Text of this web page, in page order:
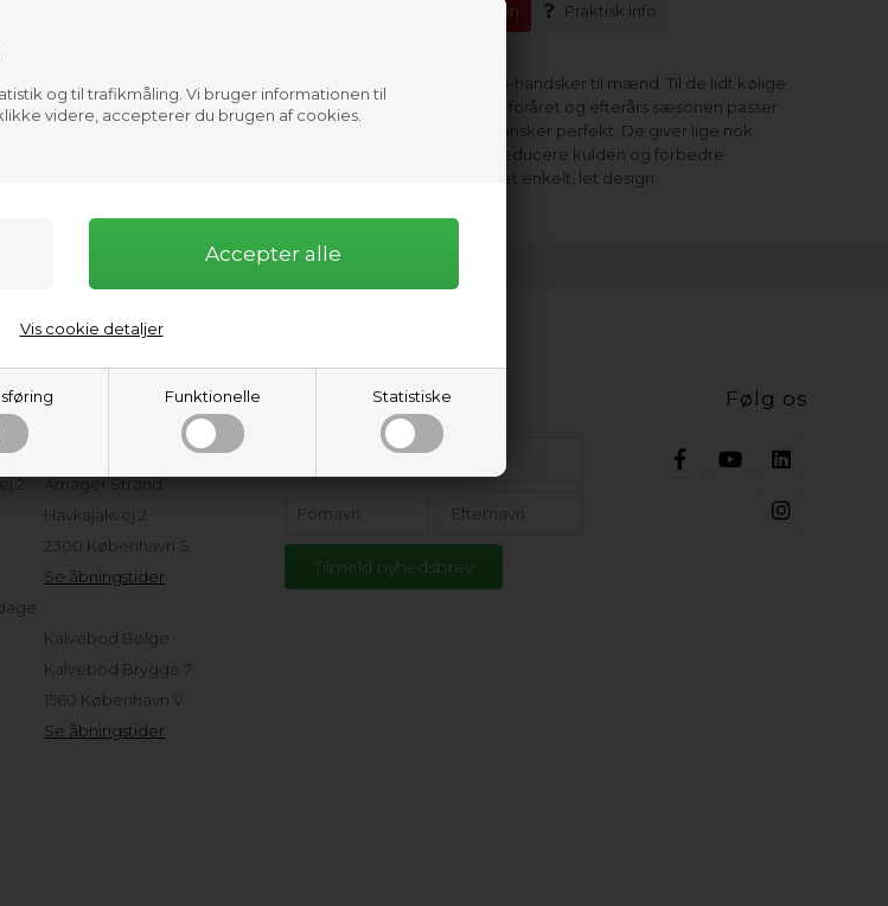
og til trafikmåling. Vi bruger informationen til
videre, accepterer du brugen af cookies.
Funktionelle Statistiske
Vis cookie detaljer
Information Praktisk info
NRS HydroSkin-handsker til mænd. Til de lidt kølige
sommeraftner, foråret og efterårs sæsonen passer
disse 0,5mm hansker perfekt. De giver lige nok
isolering til at reducere kulden og forbedre
padlegrebet i et enkelt, let design.
2
Adresser og
åbningstider
Amager Strand
Havkajakvej 2
2300 København S
Se åbningstider
Kalvebod Bølge
Kalvebod Brygge 7
1560 København V
Se åbningstider
Hold dig opdateret Følg os